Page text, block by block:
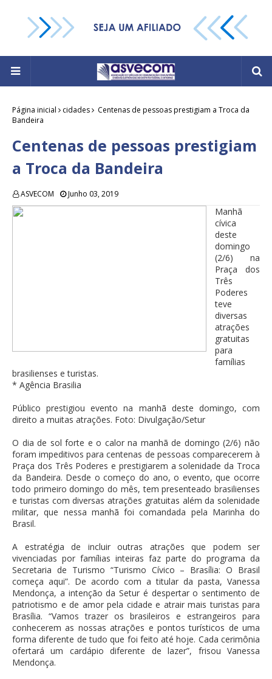
Página inicial cidades
Centenas de pessoas prestigiam a Troca da
Bandeira
Centenas de pessoas prestigiam
a Troca da Bandeira
ASVECOM Junho 03, 2019
Manhã
cívica
deste
domingo
(2/6) na
Praça dos
Três
Poderes
teve
diversas
atrações
gratuitas
para
famílias
brasilienses e turistas.
* Agência Brasilia
Público prestigiou evento na manhã deste domingo, com
direito a muitas atrações. Foto: Divulgação/Setur
O dia de sol forte e o calor na manhã de domingo (2/6) não
foram impeditivos para centenas de pessoas comparecerem à
Praça dos Três Poderes e prestigiarem a solenidade da Troca
da Bandeira. Desde o começo do ano, o evento, que ocorre
todo primeiro domingo do mês, tem presenteado brasilienses
e turistas com diversas atrações gratuitas além da solenidade
militar, que nessa manhã foi comandada pela Marinha do
Brasil.
A estratégia de incluir outras atrações que podem ser
vivenciadas por famílias inteiras faz parte do programa da
Secretaria de Turismo “Turismo Cívico – Brasília: O Brasil
começa aqui”. De acordo com a titular da pasta, Vanessa
Mendonça, a intenção da Setur é despertar o sentimento de
patriotismo e de amor pela cidade e atrair mais turistas para
Brasília. “Vamos trazer os brasileiros e estrangeiros para
conhecerem as nossas atrações e pontos turísticos de uma
forma diferente de tudo que foi feito até hoje. Cada cerimônia
ofertará um cardápio diferente de lazer”, frisou Vanessa
Mendonça.